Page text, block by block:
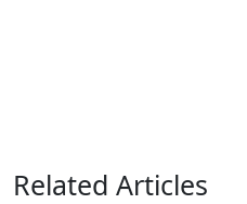
Related Articles